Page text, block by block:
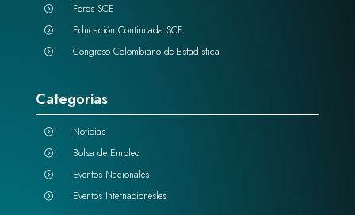
= Foros SCE
= Educación Continuada SCE
= Congreso Colombiano de Estadística
Categorias
= Noticias
= Bolsa de Empleo
= Eventos Nacionales
= Eventos Internacionesles